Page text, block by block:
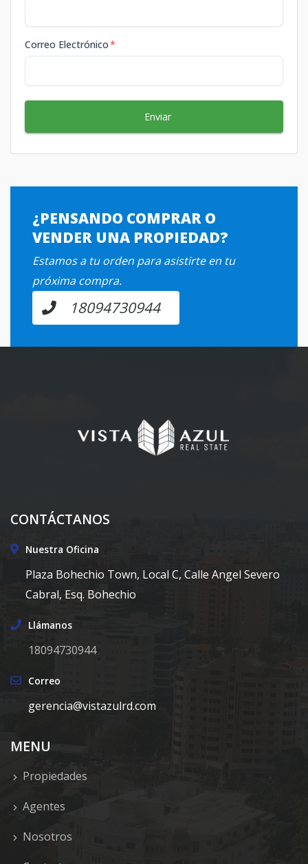
Correo Electrónico*
Enviar
¿PENSANDO COMPRAR O
VENDER UNA PROPIEDAD?
Estamos a tu orden para asistirte en tu
próxima compra.
18094730944
CONTÁCTANOS
Nuestra Oficina
Plaza Bohechio Town, Local C, Calle Angel Severo
Cabral, Esq. Bohechio
Llámanos
18094730944
Correo
gerencia@vistazulrd.com
MENU
Propiedades
Agentes
Nosotros